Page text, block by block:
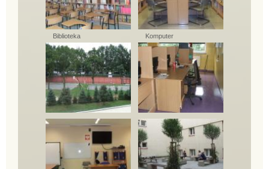
Biblioteka Komputer